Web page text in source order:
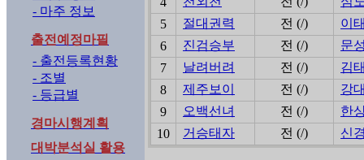
- 마주 정보
출전예정마필
- 출전등록현황
- 조별
- 등급별
경마시행계획
대박분석실 활용
5
절대권력 전 (/)
이
6
진검승부 전 (/)
문
7
날려버려 전 (/)
김
8
제주보이 전 (/)
강
9
오백선녀 전 (/)
한
10
거승태자 전 (/) 신